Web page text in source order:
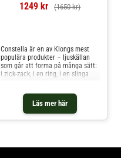
1249 kr (1650 kr)
Läs mer här
Constella är en av Klongs mest
populära produkter – ljuskällan
som går att forma på många sätt:
i zick-zack, i en ring, i en slinga
har också fungerat som
blomhållare. Constella tillverkas i
aluminium eller mässing.
Constella finns även i en mindre